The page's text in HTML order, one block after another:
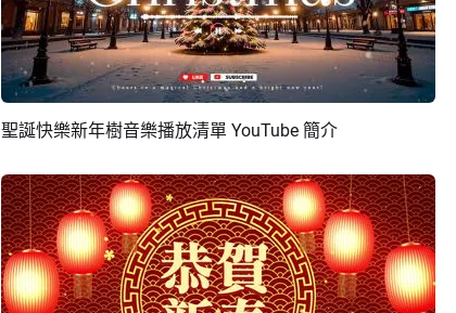
預覽 AI剪同款
聖誕快樂新年樹音樂播放清單 YouTube 簡介